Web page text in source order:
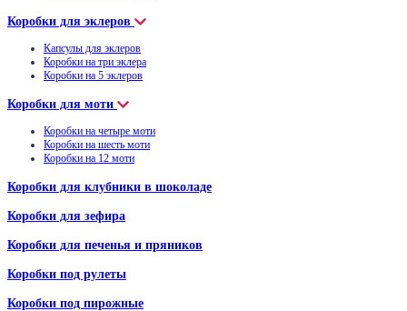
Коробки для эклеров
Капсулы для эклеров
Коробки на три эклера
Коробки на 5 эклеров
Коробки для моти
Коробки на четыре моти
Коробки на шесть моти
Коробки на 12 моти
Коробки для клубники в шоколаде
Коробки для зефира
Коробки для печенья и пряников
Коробки под рулеты
Коробки под пирожные